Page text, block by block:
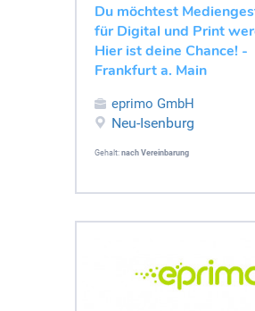
Du möchtest
für Digital und Print
Hier ist deine Chance! -
Frankfurt a. Main
eprimo GmbH
Neu-Isenburg
Gehalt: nach Vereinbarung